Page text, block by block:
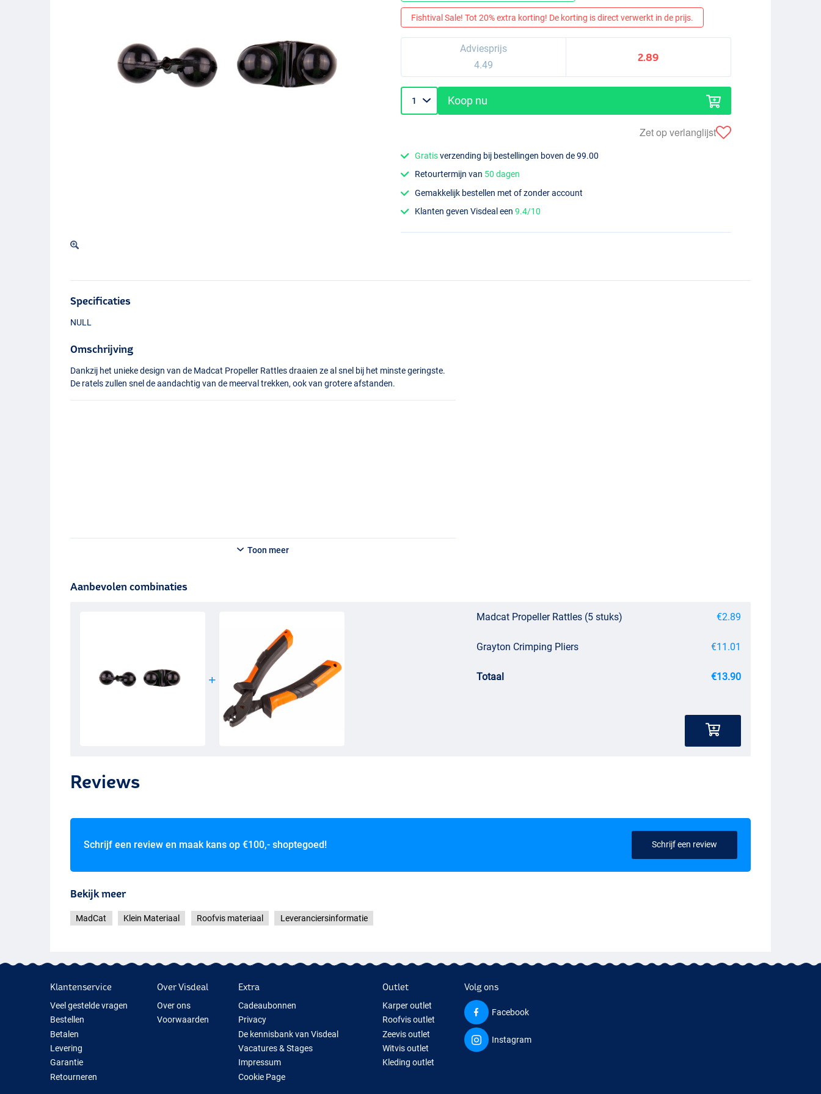
Fishtival Sale! Tot 20% extra korting! De korting is direct verwerkt in de prijs.
Adviesprijs
4.49
2.89
Koop nu
Zet op verlanglijst
Gratisverzending bij bestellingen boven de 99.00
Retourtermijn van 50 dagen
Gemakkelijk bestellen met of zonder account
Klanten geven Visdeal een9.4/10
Specificaties
NULL
Omschrijving
Dankzij het unieke design van de Madcat Propeller Rattles draaien ze al snel bij het minste geringste.
De ratels zullen snel de aandachtig van de meerval trekken, ook van grotere afstanden.
Toon meer
Aanbevolen combinaties
Madcat Propeller Rattles (5 stuks) €2.89
Grayton Crimping Pliers €11.01
Totaal €13.90
Reviews
Schrijf een review en maak kans op €100,- shoptegoed! Schrijf een review
Bekijk meer
MadCat Klein Materiaal Roofvis materiaal Leveranciersinformatie
Klantenservice
Veel gestelde vragen
Bestellen
Betalen
Levering
Garantie
Retourneren
Over Visdeal
Over ons
Voorwaarden
Extra
Cadeaubonnen
Privacy
De kennisbank van Visdeal
Vacatures & Stages
Impressum
Cookie Page
Outlet
Karper outlet
Roofvis outlet
Zeevis outlet
Witvis outlet
Kleding outlet
Volg ons
Facebook
Instagram